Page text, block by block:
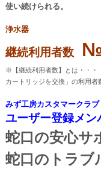
使い続けられる。
浄水器
継続利用者数
※【継続利用者数】とは・・・
カートリッジを交換」の利用者
みず工房カスタマークラブ
ユーザー登録メン
蛇口の安心サ
蛇口のトラブ